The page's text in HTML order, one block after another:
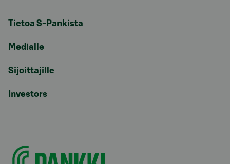
Tietoa S-Pankista
Medialle
Sijoittajille
Investors